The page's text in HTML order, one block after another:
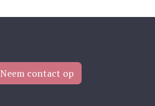
Neem contact op